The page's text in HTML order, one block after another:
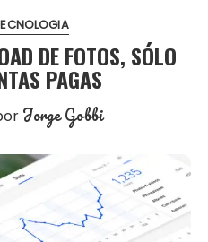
DE FOTOS, SÓLO
PAGAS
Jorge Gobbi